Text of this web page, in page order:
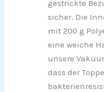
gestrickte
sicher. Die
mit 200 g
eine weiche
unsere
dass der